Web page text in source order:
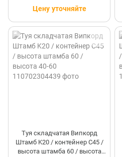
Цену уточняйте
Туя складчатая Випкорд
Штамб K20 / контейнер C45 /
высота штамба 60 / высота